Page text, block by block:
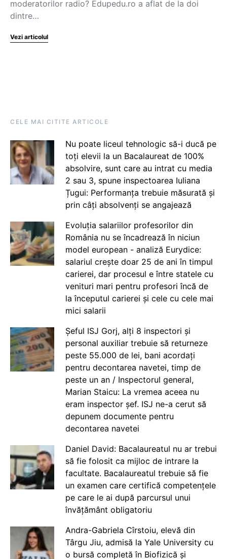
moderatorilor radio? Edupedu.ro a aflat de la doi
dintre…
Vezi articolul
CELE MAI CITITE ARTICOLE
Nu poate liceul tehnologic să-i ducă pe
toți elevii la un Bacalaureat de 100%
absolvire, sunt care au intrat cu media
2 sau 3, spune inspectoarea Iuliana
Țugui: Performanța trebuie măsurată și
prin câți absolvenți se angajează
Evoluția salariilor profesorilor din
România nu se încadrează în niciun
model european - analiză Eurydice:
salariul crește doar 25 de ani în timpul
carierei, dar procesul e între statele cu
venituri mari pentru profesori încă de
la începutul carierei și cele cu cele mai
mici salarii
Șeful ISJ Gorj, alți 8 inspectori și
personal auxiliar trebuie să returneze
peste 55.000 de lei, bani acordați
pentru decontarea navetei, timp de
peste un an / Inspectorul general,
Marian Staicu: La vremea aceea nu
eram inspector șef. ISJ ne-a cerut să
depunem documente pentru
decontarea navetei
Daniel David: Bacalaureatul nu ar trebui
să fie folosit ca mijloc de intrare la
facultate. Bacalaureatul trebuie să fie
un examen care certifică competențele
pe care le ai după parcursul unui
învățământ obligatoriu
Andra-Gabriela Cîrstoiu, elevă din
Târgu Jiu, admisă la Yale University cu
o bursă completă în Biofizică și